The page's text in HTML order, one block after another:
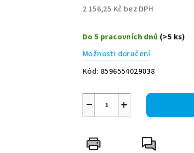
2 156,25 Kč bez DPH
cena:
Do 5 pracovních dnů (>5 ks)
Možnosti doručení
Kód: 8596554029038
+
−